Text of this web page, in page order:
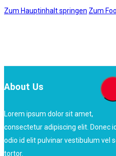
Zum Hauptinhalt springen Zum
About Us
Lorem ipsum dolor sit amet,
consectetur adipiscing elit. Donec id
odio id elit pulvinar vestibulum vel
tortor.